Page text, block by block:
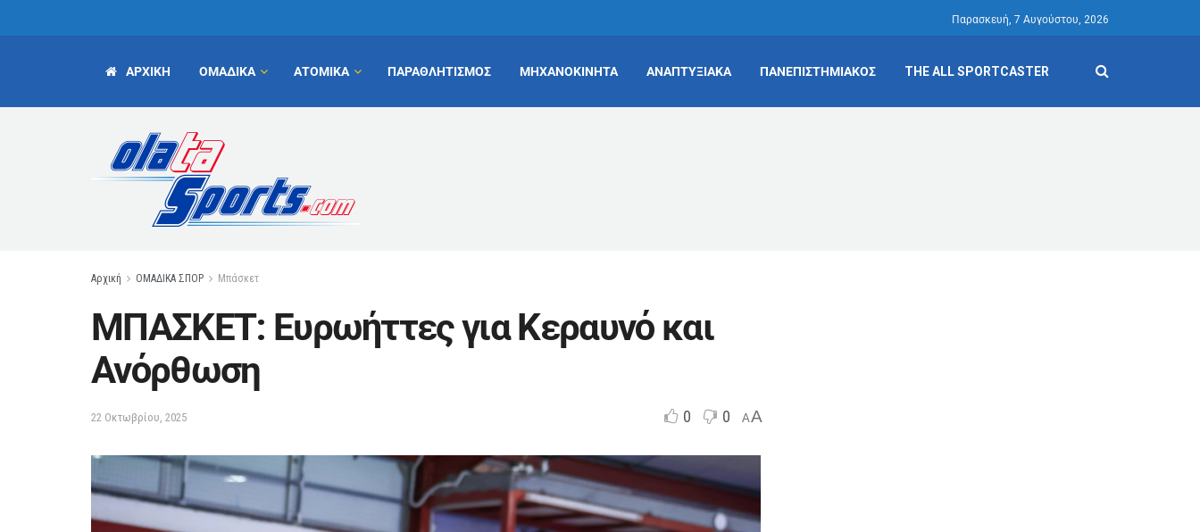
Παρασκευή, 7 Αυγούστου, 2026
ΑΡΧΙΚΗ ΟΜΑΔΙΚΑ ΑΤΟΜΙΚΑ ΠΑΡΑΘΛΗΤΙΣΜΟΣ ΜΗΧΑΝΟΚΙΝΗΤΑ ΑΝΑΠΤΥΞΙΑΚΑ ΠΑΝΕΠΙΣΤΗΜΙΑΚΟΣ THE ALL SPORTCASTER
Αρχική ΟΜΑΔΙΚΑ ΣΠΟΡ Μπάσκετ
ΜΠΑΣΚΕΤ: Ευρωήττες για Κεραυνό και
Ανόρθωση
22 Οκτωβρίου, 2025 0 0 AA